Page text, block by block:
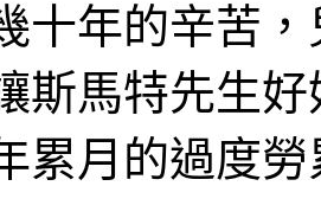
十年的辛苦
斯馬特先生
累月的過度